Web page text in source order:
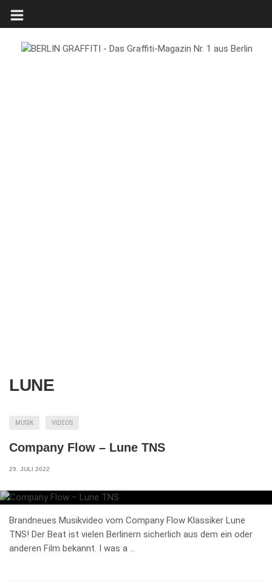
LUNE
MUSIK VIDEOS
Company Flow – Lune TNS
29. JULI 2022
Brandneues Musikvideo vom Company Flow Klassiker Lune
TNS! Der Beat ist vielen Berlinern sicherlich aus dem ein oder
anderen Film bekannt. I was a …